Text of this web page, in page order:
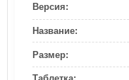
Версия:
Название:
Размер: